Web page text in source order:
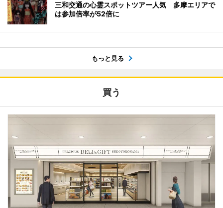
三和交通の心霊スポットツアー人気 多摩エリアで
は参加倍率が52倍に
もっと見る
買う